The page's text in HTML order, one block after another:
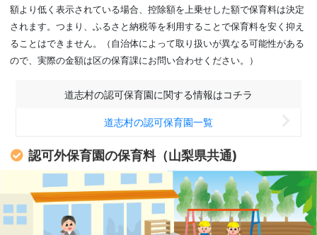
額より低く表示されている場合、控除額を上乗せした額で保育料は決定
されます。つまり、ふるさと納税等を利用することで保育料を安く抑え
ることはできません。（自治体によって取り扱いが異なる可能性がある
ので、実際の金額は区の保育課にお問い合わせください。）
道志村の認可保育園に関する情報はコチラ
道志村の認可保育園一覧
認可外保育園の保育料（山梨県共通)